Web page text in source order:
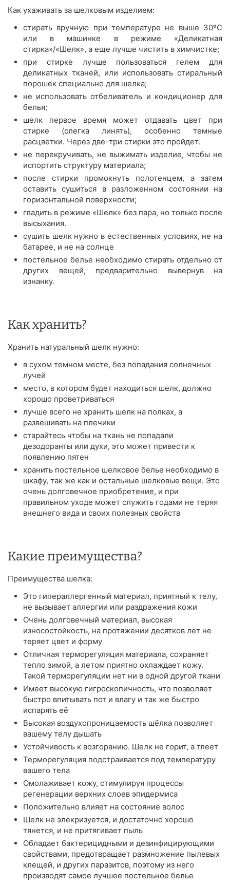
Как ухаживать за шелковым изделием:
стирать вручную при температуре не выше 30ºС
или в машинке в режиме «Деликатная
стирка»/«Шелк», а еще лучше чистить в химчистке;
при стирке лучше пользоваться гелем для
деликатных тканей, или использовать стиральный
порошек специально для шелка;
не использовать отбеливатель и кондиционер для
белья;
шелк первое время может отдавать цвет при
стирке (слегка линять), особенно темные
расцветки. Через две-три стирки это пройдет.
не перекручивать, не выжимать изделие, чтобы не
испортить структуру материала;
после стирки промокнуть полотенцем, а затем
оставить сушиться в разложенном состоянии на
горизонтальной поверхности;
гладить в режиме «Шелк» без пара, но только после
высыхания.
сушить шелк нужно в естественных условиях, не на
батарее, и не на солнце
постельное белье необходимо стирать отдельно от
других вещей, предварительно вывернув на
изнанку.
Как хранить?
Хранить натуральный шелк нужно:
в сухом темном месте, без попадания солнечных
лучей
место, в котором будет находиться шелк, должно
хорошо проветриваться
лучше всего не хранить шелк на полках, а
развешивать на плечики
старайтесь чтобы на ткань не попадали
дезодоранты или духи, это может привести к
появлению пятен
хранить постельное шелковое белье необходимо в
шкафу, так же как и остальные шелковые вещи. Это
очень долговечное приобретение, и при
правильном уходе может служить годами не теряя
внешнего вида и своих полезных свойств
Какие преимущества?
Преимущества шелка:
Это гипераллергенный материал, приятный к телу,
не вызывает аллергии или раздражения кожи
Очень долговечный материал, высокая
износостойкость, на протяжении десятков лет не
теряет цвет и форму
Отличная терморегуляция материала, сохраняет
тепло зимой, а летом приятно охлаждает кожу.
Такой терморегуляции нет ни в одной другой ткани
Имеет высокую гигроскопичность, что позволяет
быстро впитывать пот и влагу и так же быстро
испарять её
Высокая воздухопроницаемость шёлка позволяет
вашему телу дышать
Устойчивость к возгоранию. Шелк не горит, а тлеет
Терморегуляция подстраивается под температуру
вашего тела
Омолаживает кожу, стимулируя процессы
регенерации верхних слоев эпидермиса
Положительно влияет на состояние волос
Шелк не элекризуется, и достаточно хорошо
тянется, и не притягивает пыль
Обладает бактерицидными и дезинфицирующими
свойствами, предотвращает размножение пылевых
клещей, и других паразитов, поэтому из него
производят самое лучшее постельное белье